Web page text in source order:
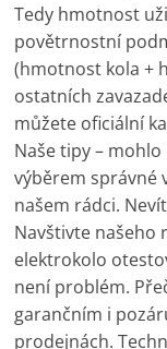
Tedy hmotnost
povětrnostní
(hmotnost kola +
ostatních
můžete oficiální
Naše tipy –
výběrem správné
našem rádci.
Navštivte našeho
elektrokolo
není problém.
garančním i
prodejnách.